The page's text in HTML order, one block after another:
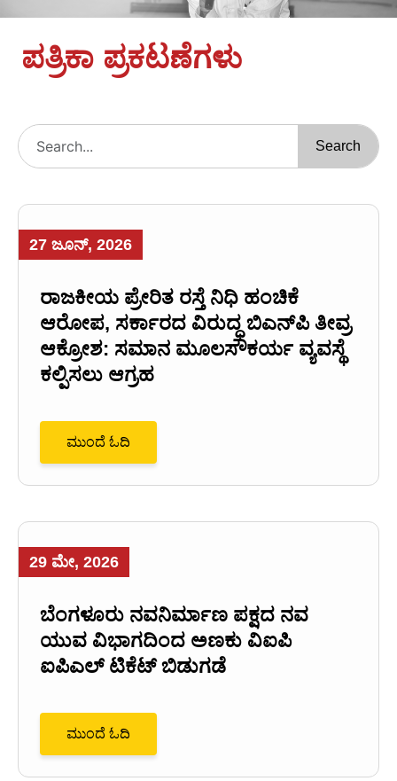
ಪತ್ರಿಕಾ ಪ್ರಕಟಣೆಗಳು
Search
27 ಜೂನ್, 2026
ರಾಜಕೀಯ ಪ್ರೇರಿತ ರಸ್ತೆ ನಿಧಿ ಹಂಚಿಕೆ
ಆರೋಪ, ಸರ್ಕಾರದ ವಿರುದ್ಧ ಬಿಎನ್‌ಪಿ ತೀವ್ರ
ಆಕ್ರೋಶ: ಸಮಾನ ಮೂಲಸೌಕರ್ಯ ವ್ಯವಸ್ಥೆ
ಕಲ್ಪಿಸಲು ಆಗ್ರಹ
ಮುಂದೆ ಓದಿ
29 ಮೇ, 2026
ಬೆಂಗಳೂರು ನವನಿರ್ಮಾಣ ಪಕ್ಷದ ನವ
ಯುವ ವಿಭಾಗದಿಂದ ಅಣಕು ವಿಐಪಿ
ಐಪಿಎಲ್ ಟಿಕೆಟ್ ಬಿಡುಗಡೆ
ಮುಂದೆ ಓದಿ